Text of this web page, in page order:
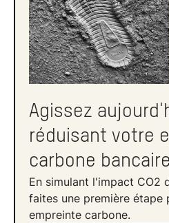
Agissez
réduisant votre
carbone bancaire
En simulant l'impact CO2
faites une première étape
empreinte carbone.